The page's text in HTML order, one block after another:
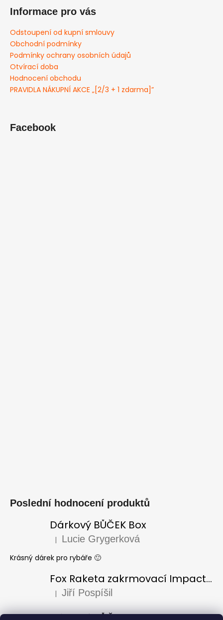
Informace pro vás
Odstoupení od kupní smlouvy
Obchodní podmínky
Podmínky ochrany osobních údajů
Otvírací doba
Hodnocení obchodu
PRAVIDLA NÁKUPNÍ AKCE „[2/3 + 1 zdarma]”
Facebook
Poslední hodnocení produktů
Dárkový BŮČEK Box
Hodnocení produktu je 5 z 5 hvězdiček.
| Lucie Grygerková
Krásný dárek pro rybáře 🙂
Fox Raketa zakrmovací Impact Spod
Hodnocení produktu je 5 z 5 hvězdiček.
| Jiří Pospíšil